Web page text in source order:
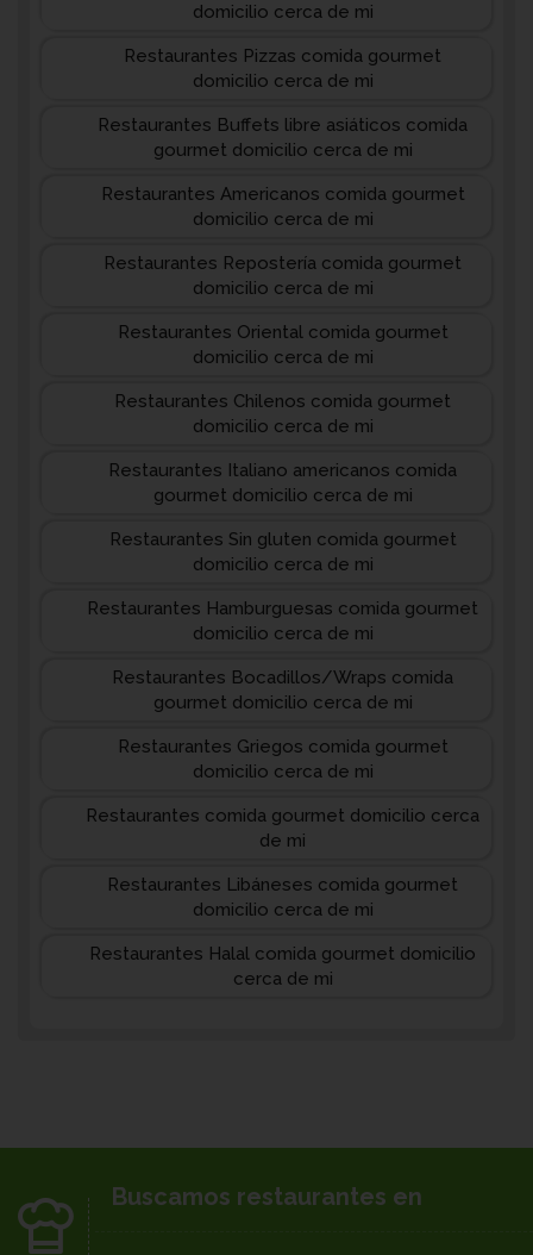
domicilio cerca de mi
Restaurantes Pizzas comida gourmet
domicilio cerca de mi
Restaurantes Buffets libre asiáticos comida
gourmet domicilio cerca de mi
Restaurantes Americanos comida gourmet
domicilio cerca de mi
Restaurantes Repostería comida gourmet
domicilio cerca de mi
Restaurantes Oriental comida gourmet
domicilio cerca de mi
Restaurantes Chilenos comida gourmet
domicilio cerca de mi
Restaurantes Italiano americanos comida
gourmet domicilio cerca de mi
Restaurantes Sin gluten comida gourmet
domicilio cerca de mi
Restaurantes Hamburguesas comida gourmet
domicilio cerca de mi
Restaurantes Bocadillos/Wraps comida
gourmet domicilio cerca de mi
Restaurantes Griegos comida gourmet
domicilio cerca de mi
Restaurantes comida gourmet domicilio cerca
de mi
Restaurantes Libáneses comida gourmet
domicilio cerca de mi
Restaurantes Halal comida gourmet domicilio
cerca de mi
Buscamos restaurantes en